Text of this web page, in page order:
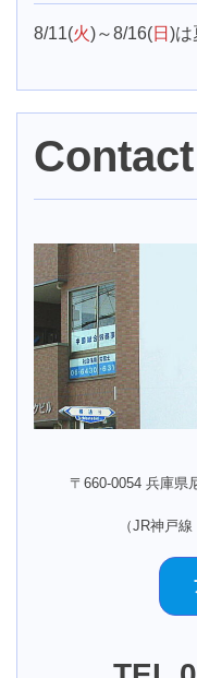
8/11(火)～8/16(日 )は
〒660-0054 兵庫県
（JR神戸